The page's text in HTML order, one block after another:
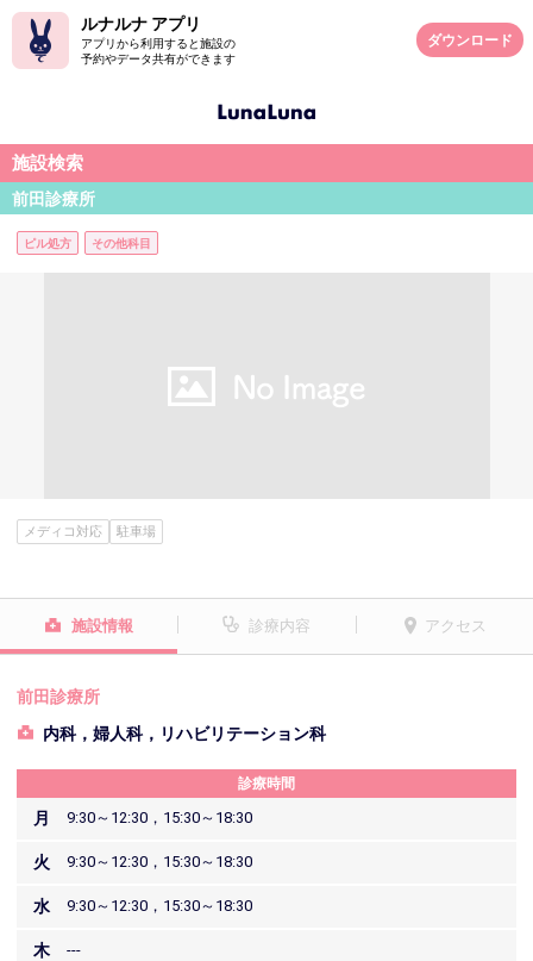
ルナルナ アプリ
アプリから利用すると施設の
予約やデータ共有ができます
ダウンロード
施設検索
前田診療所
ピル処方 その他科目
メディコ対応 駐車場
施設情報 診療内容 アクセス
前田診療所
内科，婦人科，リハビリテーション科
診療時間
月 9:30～12:30，15:30～18:30
火 9:30～12:30，15:30～18:30
水 9:30～12:30，15:30～18:30
木 ---